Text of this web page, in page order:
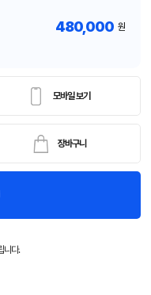
480,000 원
모바일 보기
장바구니
니다.